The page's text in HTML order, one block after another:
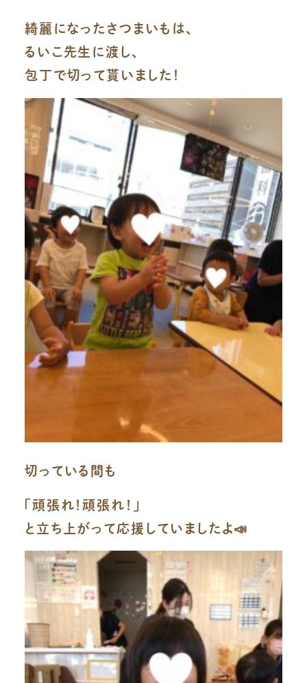
綺麗になったさつまいもは、
るいこ先生に渡し、
包丁で切って貰いました！
切っている間も
「頑張れ！頑張れ！」
と立ち上がって応援していましたよ📣